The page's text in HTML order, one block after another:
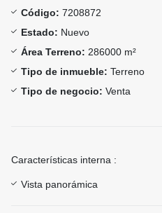
Código: 7208872
Estado: Nuevo
Área Terreno: 286000 m²
Tipo de inmueble: Terreno
Tipo de negocio: Venta
Características interna :
Vista panorámica